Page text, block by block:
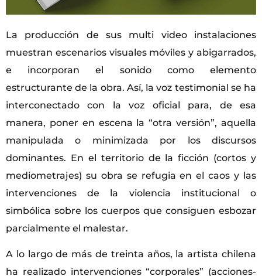
La producción de sus multi video instalaciones
muestran escenarios visuales móviles y abigarrados,
e incorporan el sonido como elemento
estructurante de la obra. Así, la voz testimonial se ha
interconectado con la voz oficial para, de esa
manera, poner en escena la “otra versión”, aquella
manipulada o minimizada por los discursos
dominantes. En el territorio de la ficción (cortos y
mediometrajes) su obra se refugia en el caos y las
intervenciones de la violencia institucional o
simbólica sobre los cuerpos que consiguen esbozar
parcialmente el malestar.
A lo largo de más de treinta años, la artista chilena
ha realizado intervenciones “corporales” (acciones-